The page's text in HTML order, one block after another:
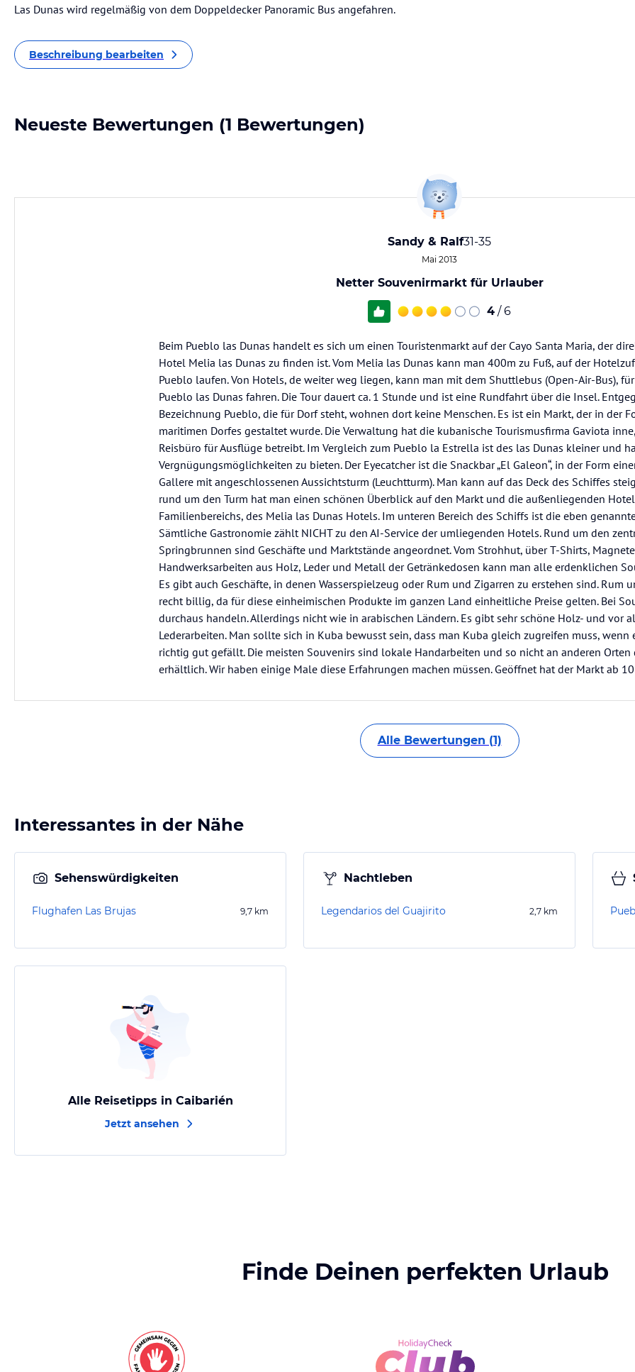
Las Dunas wird regelmäßig von dem Doppeldecker Panoramic Bus angefahren.
Beschreibung bearbeiten
Neueste Bewertungen (1 Bewertungen)
Sandy & Ralf31-35
Mai 2013
Netter Souvenirmarkt für Urlauber
4 / 6
Beim Pueblo las Dunas handelt es sich um einen Touristenmarkt auf der Cayo Santa Maria, der
Hotel Melia las Dunas zu finden ist. Vom Melia las Dunas kann man 400m zu Fuß, auf der
Pueblo laufen. Von Hotels, de weiter weg liegen, kann man mit dem Shuttlebus (Open-Air-Bus), für
Pueblo las Dunas fahren. Die Tour dauert ca. 1 Stunde und ist eine Rundfahrt über die Insel.
Bezeichnung Pueblo, die für Dorf steht, wohnen dort keine Menschen. Es ist ein Markt, der in der
maritimen Dorfes gestaltet wurde. Die Verwaltung hat die kubanische Tourismusfirma Gaviota
Reisbüro für Ausflüge betreibt. Im Vergleich zum Pueblo la Estrella ist des las Dunas kleiner und
Vergnügungsmöglichkeiten zu bieten. Der Eyecatcher ist die Snackbar „El Galeon“, in der Form
Gallere mit angeschlossenen Aussichtsturm (Leuchtturm). Man kann auf das Deck des Schiffes
rund um den Turm hat man einen schönen Überblick auf den Markt und die außenliegenden
Familienbereichs, des Melia las Dunas Hotels. Im unteren Bereich des Schiffs ist die eben
Sämtliche Gastronomie zählt NICHT zu den AI-Service der umliegenden Hotels. Rund um den
Springbrunnen sind Geschäfte und Marktstände angeordnet. Vom Strohhut, über T-Shirts,
Handwerksarbeiten aus Holz, Leder und Metall der Getränkedosen kann man alle erdenklichen
Es gibt auch Geschäfte, in denen Wasserspielzeug oder Rum und Zigarren zu erstehen sind. Rum
recht billig, da für diese einheimischen Produkte im ganzen Land einheitliche Preise gelten. Bei
durchaus handeln. Allerdings nicht wie in arabischen Ländern. Es gibt sehr schöne Holz- und vor
Lederarbeiten. Man sollte sich in Kuba bewusst sein, dass man Kuba gleich zugreifen muss, wenn
richtig gut gefällt. Die meisten Souvenirs sind lokale Handarbeiten und so nicht an anderen Orten
erhältlich. Wir haben einige Male diese Erfahrungen machen müssen. Geöffnet hat der Markt ab
Alle Bewertungen (1)
Interessantes in der Nähe
Sehenswürdigkeiten
Flughafen Las Brujas 9,7 km
Nachtleben
Legendarios del Guajirito 2,7 km
Alle Reisetipps in Caibarién
Jetzt ansehen
Finde Deinen perfekten Urlaub